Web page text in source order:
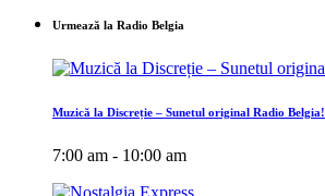
Urmează la Radio Belgia
Muzică la Discreție – Sunetul original Radio Belgia!
7:00 am - 10:00 am